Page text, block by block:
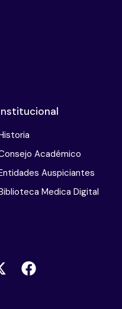
Académico
Auspiciantes
Medica Digital